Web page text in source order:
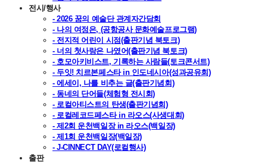
전시/행사
- 2026 꿈의 예술단 관계자간담회
- 나의 여정은, (공항공사 문화예술프로그램)
- 전지적 어린이 시점(출판기념 북토크)
- 너의 첫사랑은 나였어(출판기념 북토크)
- 호모아키비스트, 기록하는 사람들(토크콘서트)
- 두잇! 치르본페스타 in 인도네시아(성과공유회)
- 에세이, 나를 비추는 글(출판기념회)
- 동네의 단어들(체험형 전시회)
- 로컬아티스트의 탄생(출판기념회)
- 로컬레코드페스타 in 라오스(사생대회)
- 제2회 운천백일장 in 라오스(백일장)
- 제1회 운천백일장(백일장)
- J-CINNECT DAY(로컬행사)
출판